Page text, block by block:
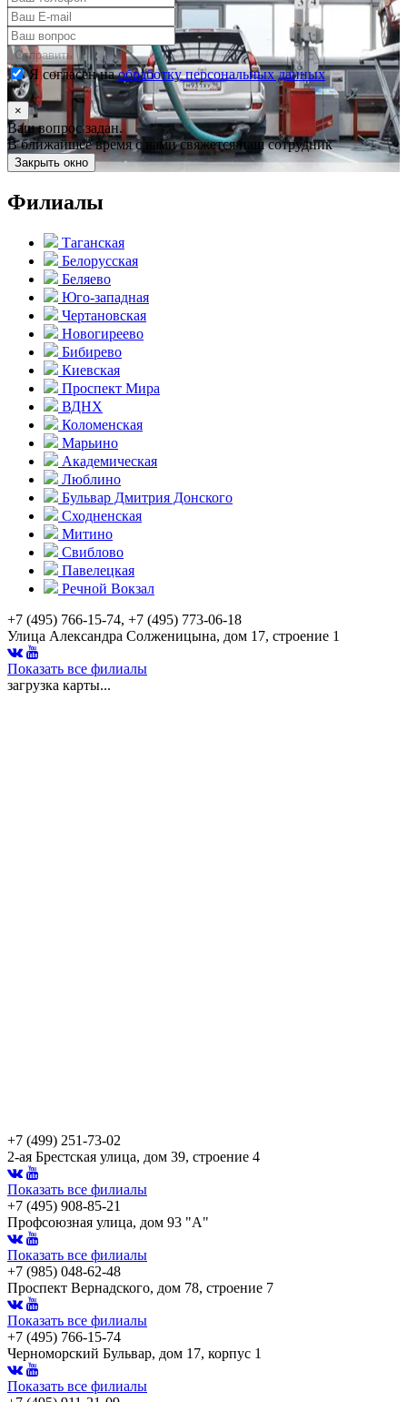
Отправить
Я согласен наобработку персональных данных
×
Ваш вопрос задан.
В ближайшее время с вами свяжется наш сотрудник
Закрыть окно
Филиалы
Таганская
Белорусская
Беляево
Юго-западная
Чертановская
Новогиреево
Бибирево
Киевская
Проспект Мира
ВДНХ
Коломенская
Марьино
Академическая
Люблино
Бульвар Дмитрия Донского
Сходненская
Митино
Свиблово
Павелецкая
Речной Вокзал
+7 (495) 766-15-74, +7 (495) 773-06-18
Улица Александра Солженицына, дом 17, строение 1
Показать все филиалы
загрузка карты...
+7 (499) 251-73-02
2-ая Брестская улица, дом 39, строение 4
Показать все филиалы
+7 (495) 908-85-21
Профсоюзная улица, дом 93 "А"
Показать все филиалы
+7 (985) 048-62-48
Проспект Вернадского, дом 78, строение 7
Показать все филиалы
+7 (495) 766-15-74
Черноморский Бульвар, дом 17, корпус 1
Показать все филиалы